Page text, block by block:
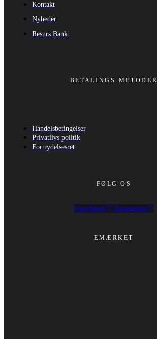
Kontakt
Nyheder
Resurs Bank
BETALINGS METODER
Handelsbetingelser
Privatlivs politik
Fortrydelsesret
FØLG OS
Facebook Instagram
EMÆRKET